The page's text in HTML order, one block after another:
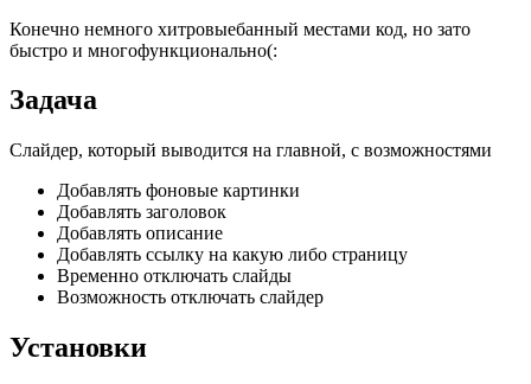
Конечно немного хитровыебанный местами код, но зато
быстро и многофункционально(:
Задача
Слайдер, который выводится на главной, с возможностями
Добавлять фоновые картинки
Добавлять заголовок
Добавлять описание
Добавлять ссылку на какую либо страницу
Временно отключать слайды
Возможность отключать слайдер
Установки